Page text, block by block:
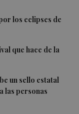
los eclipses de
que hace de la
un sello estatal
las personas